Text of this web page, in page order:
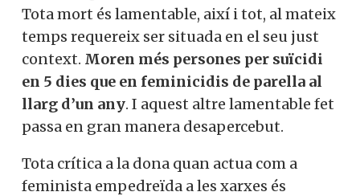
Tota mort és lamentable, així i tot, al mateix
temps requereix ser situada en el seu just
context. Moren més persones per suïcidi
en 5 dies que en feminicidis de parella al
llarg d’un any. I aquest altre lamentable fet
passa en gran manera desapercebut.
Tota crítica a la dona quan actua com a
feminista empedreïda a les xarxes és